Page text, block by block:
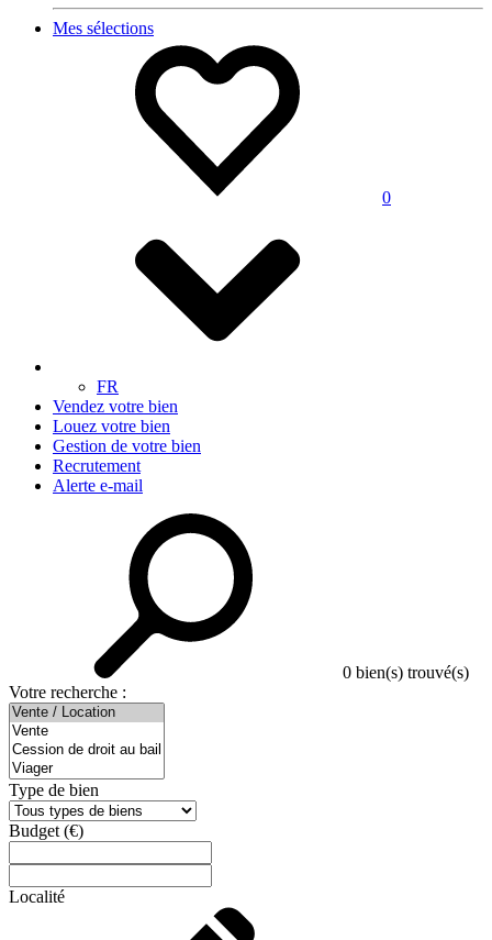
Mes sélections
0
FR
Vendez votre bien
Louez votre bien
Gestion de votre bien
Recrutement
Alerte e-mail
0 bien(s) trouvé(s)
Votre recherche :
Type de bien
Budget (€)
Localité